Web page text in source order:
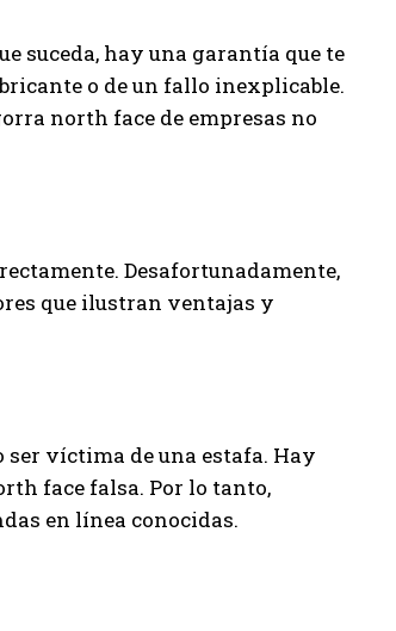
suceda, hay una garantía que te
o de un fallo inexplicable.
north face de empresas no
Desafortunadamente,
que ilustran ventajas y
ser víctima de una estafa. Hay
face falsa. Por lo tanto,
en línea conocidas.